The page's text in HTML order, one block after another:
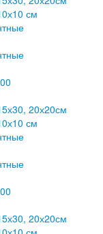
см
20х20см
см
20х20см